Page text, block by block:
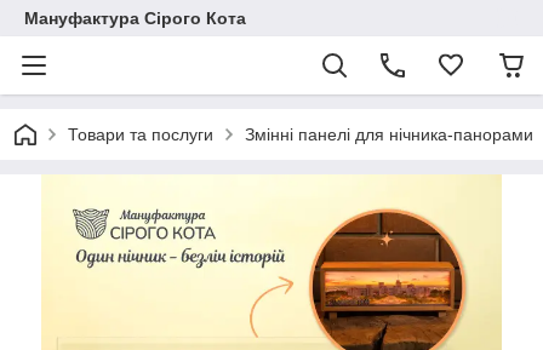
Мануфактура Сірого Кота
Товари та послуги Змінні панелі для нічника-панорами